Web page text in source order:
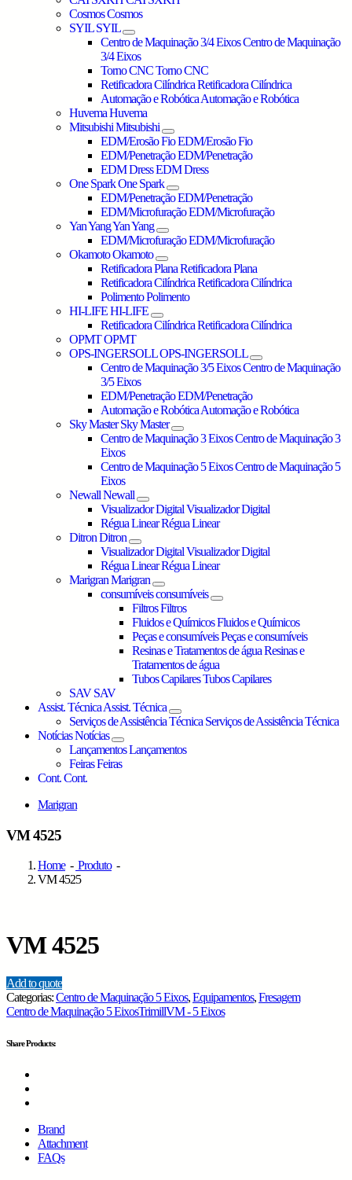
CosmosCosmos
SYIL SYIL
Centro de Maquinação 3/4 EixosCentro de Maquinação
3/4 Eixos
Torno CNCTorno CNC
Retificadora CilíndricaRetificadora Cilíndrica
Automação e RobóticaAutomação e Robótica
HuvemaHuvema
MitsubishiMitsubishi
EDM/Erosão FioEDM/Erosão Fio
EDM/PenetraçãoEDM/Penetração
EDM DressEDM Dress
One SparkOne Spark
EDM/PenetraçãoEDM/Penetração
EDM/MicrofuraçãoEDM/Microfuração
Yan YangYan Yang
EDM/MicrofuraçãoEDM/Microfuração
OkamotoOkamoto
Retificadora PlanaRetificadora Plana
Retificadora CilíndricaRetificadora Cilíndrica
PolimentoPolimento
HI-LIFEHI-LIFE
Retificadora CilíndricaRetificadora Cilíndrica
OPMTOPMT
OPS-INGERSOLL OPS-INGERSOLL
Centro de Maquinação 3/5 EixosCentro de Maquinação
3/5 Eixos
EDM/PenetraçãoEDM/Penetração
Automação e RobóticaAutomação e Robótica
Sky Master Sky Master
Centro de Maquinação 3 EixosCentro de Maquinação 3
Eixos
Centro de Maquinação 5 EixosCentro de Maquinação 5
Eixos
NewallNewall
Visualizador DigitalVisualizador Digital
Régua LinearRégua Linear
DitronDitron
Visualizador DigitalVisualizador Digital
Régua LinearRégua Linear
MarigranMarigran
consumíveisconsumíveis
FiltrosFiltros
Fluidos e QuímicosFluidos e Químicos
Peças e consumíveisPeças e consumíveis
Resinas e Tratamentos de águaResinas e
Tratamentos de água
Tubos CapilaresTubos Capilares
SAV SAV
Assist. TécnicaAssist. Técnica
Serviços de Assistência Técnica Serviços de Assistência Técnica
NotíciasNotícias
LançamentosLançamentos
FeirasFeiras
Cont.Cont.
Marigran
VM 4525
Home- Produto-
VM 4525
VM 4525
Add to quote
Categorias:Centro de Maquinação 5 Eixos,Equipamentos,Fresagem
Centro de Maquinação 5 EixosTrimillVM - 5 Eixos
Share Products:
Brand
Attachment
FAQs